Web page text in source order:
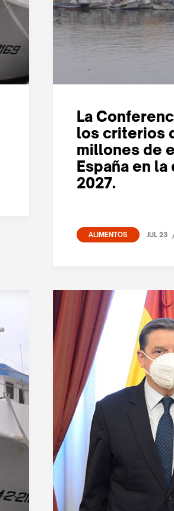
La
los criterios
millones de
España en
2027.
ALIMENTOS JUL 23